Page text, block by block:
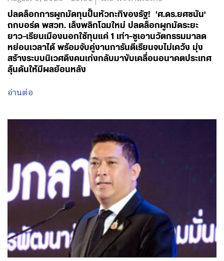
ปลดล็อกการผูกมัดทุนปั้นหัวกะทิของรัฐ! ‘ศ.ดร.ยศชนัน’
ถกบอร์ด พสวท. เล็งพลิกโฉมใหม่ ปลดล็อกผูกมัดระยะ
ยาว-เรียนเมืองนอกใช้ทุนแค่ 1 เท่า-ชูเอานวัตกรรมมาลด
หย่อนเวลาได้ พร้อมจับคู่งานการันตีเรียนจบไม่เคว้ง มุ่ง
สร้างระบบนิเวศดึงคนเก่งกลับมาขับเคลื่อนอนาคตประเทศ
ลุ้นดันให้มีผลย้อนหลัง
อ่านต่อ